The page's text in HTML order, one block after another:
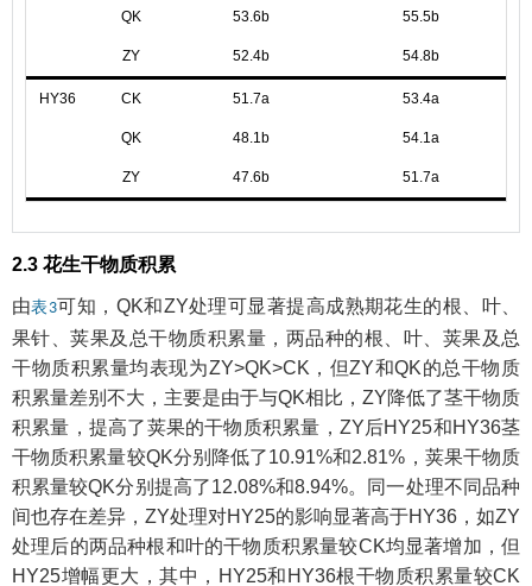
QK 53.6b 55.5b
ZY 52.4b 54.8b
HY36 CK 51.7a 53.4a
QK 48.1b 54.1a
ZY 47.6b 51.7a
2.3 花生干物质积累
由表3可知，QK和ZY处理可显著提高成熟期花生的根、叶、
果针、荚果及总干物质积累量，两品种的根、叶、荚果及总
干物质积累量均表现为ZY>QK>CK，但ZY和QK的总干物质
积累量差别不大，主要是由于与QK相比，ZY降低了茎干物质
积累量，提高了荚果的干物质积累量，ZY后HY25和HY36茎
干物质积累量较QK分别降低了10.91%和2.81%，荚果干物质
积累量较QK分别提高了12.08%和8.94%。同一处理不同品种
间也存在差异，ZY处理对HY25的影响显著高于HY36，如ZY
处理后的两品种根和叶的干物质积累量较CK均显著增加，但
HY25增幅更大，其中，HY25和HY36根干物质积累量较CK